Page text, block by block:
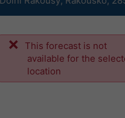
This forecast is not
available for the
location